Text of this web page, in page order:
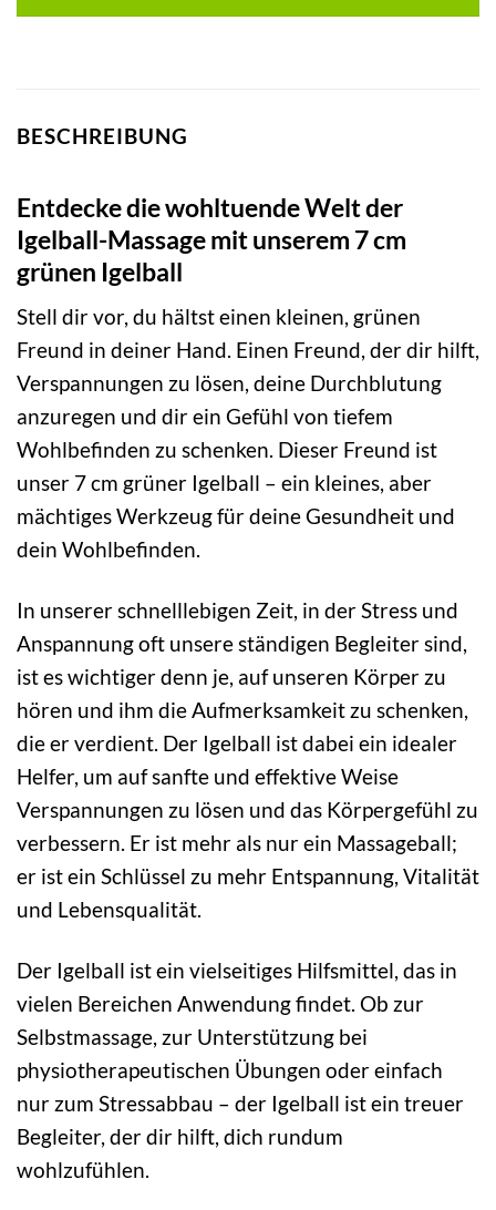
BESCHREIBUNG
Entdecke die wohltuende Welt der
Igelball-Massage mit unserem 7 cm
grünen Igelball
Stell dir vor, du hältst einen kleinen, grünen
Freund in deiner Hand. Einen Freund, der dir hilft,
Verspannungen zu lösen, deine Durchblutung
anzuregen und dir ein Gefühl von tiefem
Wohlbefinden zu schenken. Dieser Freund ist
unser 7 cm grüner Igelball – ein kleines, aber
mächtiges Werkzeug für deine Gesundheit und
dein Wohlbefinden.
In unserer schnelllebigen Zeit, in der Stress und
Anspannung oft unsere ständigen Begleiter sind,
ist es wichtiger denn je, auf unseren Körper zu
hören und ihm die Aufmerksamkeit zu schenken,
die er verdient. Der Igelball ist dabei ein idealer
Helfer, um auf sanfte und effektive Weise
Verspannungen zu lösen und das Körpergefühl zu
verbessern. Er ist mehr als nur ein Massageball;
er ist ein Schlüssel zu mehr Entspannung, Vitalität
und Lebensqualität.
Der Igelball ist ein vielseitiges Hilfsmittel, das in
vielen Bereichen Anwendung findet. Ob zur
Selbstmassage, zur Unterstützung bei
physiotherapeutischen Übungen oder einfach
nur zum Stressabbau – der Igelball ist ein treuer
Begleiter, der dir hilft, dich rundum
wohlzufühlen.